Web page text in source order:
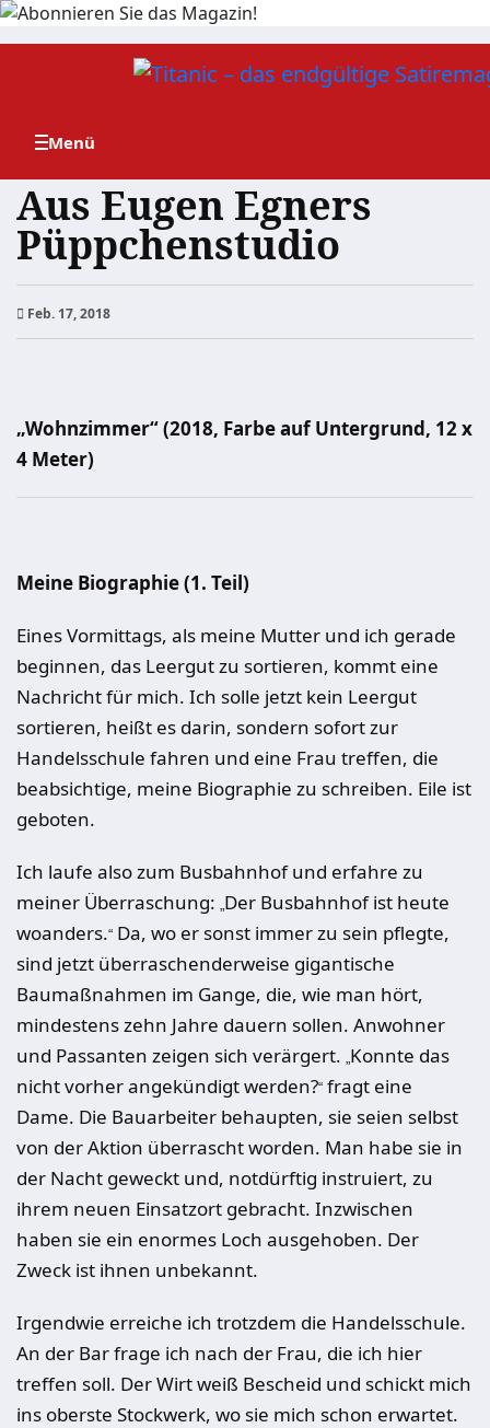
Zum
Aus Eugen Egners
Püppchenstudio
Feb. 17, 2018
„Wohnzimmer“ (2018, Farbe auf Untergrund, 12 x
4 Meter)
Meine Biographie (1. Teil)
Eines Vormittags, als meine Mutter und ich gerade
beginnen, das Leergut zu sortieren, kommt eine
Nachricht für mich. Ich solle jetzt kein Leergut
sortieren, heißt es darin, sondern sofort zur
Handelsschule fahren und eine Frau treffen, die
beabsichtige, meine Biographie zu schreiben. Eile ist
geboten.
Ich laufe also zum Busbahnhof und erfahre zu
meiner Überraschung: „Der Busbahnhof ist heute
woanders.“ Da, wo er sonst immer zu sein pflegte,
sind jetzt überraschenderweise gigantische
Baumaßnahmen im Gange, die, wie man hört,
mindestens zehn Jahre dauern sollen. Anwohner
und Passanten zeigen sich verärgert. „Konnte das
nicht vorher angekündigt werden?“ fragt eine
Dame. Die Bauarbeiter behaupten, sie seien selbst
von der Aktion überrascht worden. Man habe sie in
der Nacht geweckt und, notdürftig instruiert, zu
ihrem neuen Einsatzort gebracht. Inzwischen
haben sie ein enormes Loch ausgehoben. Der
Zweck ist ihnen unbekannt.
Irgendwie erreiche ich trotzdem die Handelsschule.
An der Bar frage ich nach der Frau, die ich hier
treffen soll. Der Wirt weiß Bescheid und schickt mich
ins oberste Stockwerk, wo sie mich schon erwartet.